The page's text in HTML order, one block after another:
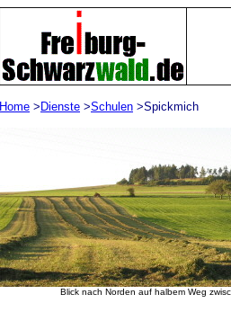
Home > Dienste >Schulen
Blick nach Norden auf halbem Weg